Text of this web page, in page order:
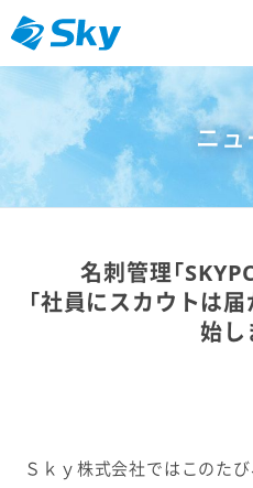
ニュ
名刺管理「
「社員にスカウトは
始し
Ｓｋｙ株式会社ではこのたび